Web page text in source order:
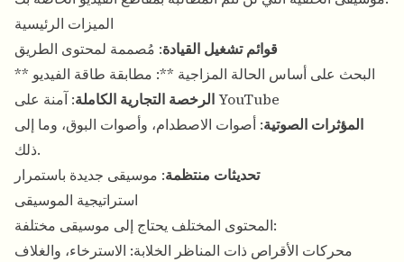
الميزات الرئيسية
قوائم تشغيل القيادة: مُصممة لمحتوى الطريق
** البحث على أساس الحالة المزاجية **: مطابقة طاقة الفيديو
الرخصة التجارية الكاملة: آمنة على YouTube
المؤثرات الصوتية: أصوات الاصطدام، وأصوات البوق، وما إلى
ذلك.
تحديثات منتظمة: موسيقى جديدة باستمرار
استراتيجية الموسيقى
المحتوى المختلف يحتاج إلى موسيقى مختلفة:
محركات الأقراص ذات المناظر الخلابة: الاسترخاء، والغلاف